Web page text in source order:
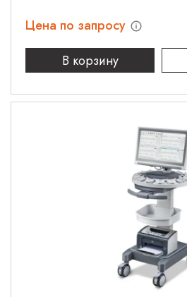
Цена по запросу
В корзину